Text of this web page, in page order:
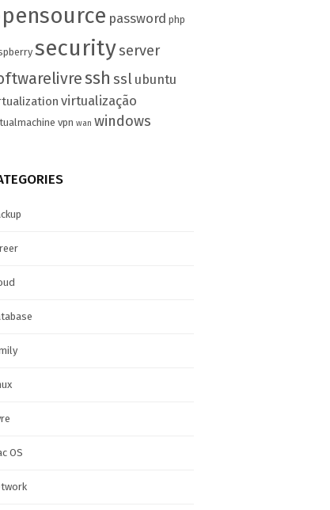
password php
securityserver
ssh ssl ubuntu
virtualização
vpn wan windows
OS